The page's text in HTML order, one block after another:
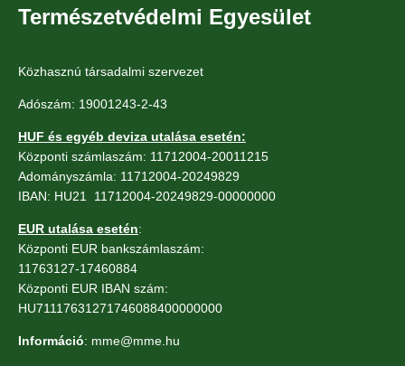
Természetvédelmi Egyesület
Közhasznú társadalmi szervezet
Adószám: 19001243-2-43
HUF és egyéb deviza utalása esetén:
Központi számlaszám: 11712004-20011215
Adományszámla: 11712004-20249829
IBAN: HU21 11712004-20249829-00000000
EUR utalása esetén:
Központi EUR bankszámlaszám:
11763127-17460884
Központi EUR IBAN szám:
HU71117631271746088400000000
Információ: mme@mme.hu